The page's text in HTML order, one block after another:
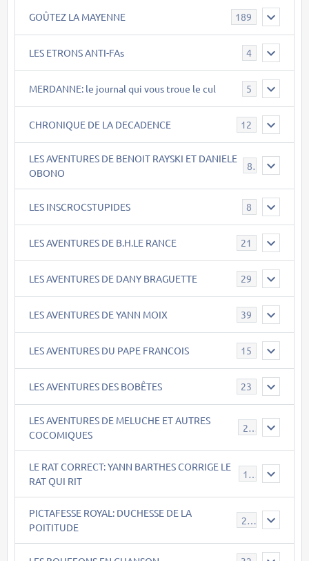
GOÛTEZ LA MAYENNE 189
LES ETRONS ANTI-FAs 4
MERDANNE: le journal qui vous troue le cul 5
CHRONIQUE DE LA DECADENCE 12
LES AVENTURES DE BENOIT RAYSKI ET DANIELE
OBONO
8
LES INSCROCSTUPIDES 8
LES AVENTURES DE B.H.LE RANCE 21
LES AVENTURES DE DANY BRAGUETTE 29
LES AVENTURES DE YANN MOIX 39
LES AVENTURES DU PAPE FRANCOIS 15
LES AVENTURES DES BOBÊTES 23
LES AVENTURES DE MELUCHE ET AUTRES
COCOMIQUES
22
LE RAT CORRECT: YANN BARTHES CORRIGE LE
RAT QUI RIT
15
PICTAFESSE ROYAL: DUCHESSE DE LA
POITITUDE
23